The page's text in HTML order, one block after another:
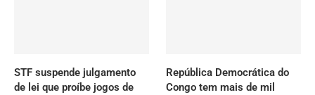
STF suspende julgamento
de lei que proíbe jogos de
República Democrática do
Congo tem mais de mil